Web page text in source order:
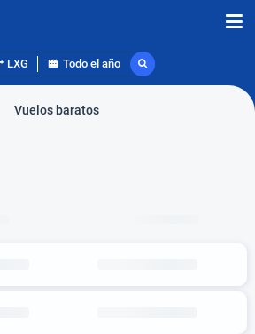
LXG Todo el año
Vuelos baratos